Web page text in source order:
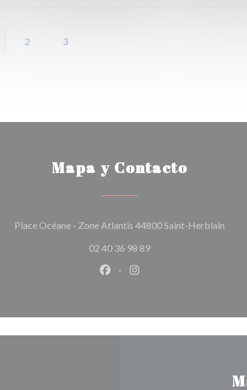
2 3
Mapa y Contacto
Place Océane - Zone Atlantis 44800 Saint-Herblain
02 40 36 98 89
Facebook ((abre en una nueva
Instagram ((abre en una